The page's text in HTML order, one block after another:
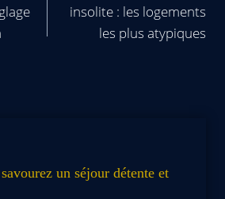
insolite : les logements
les plus atypiques
un séjour détente et